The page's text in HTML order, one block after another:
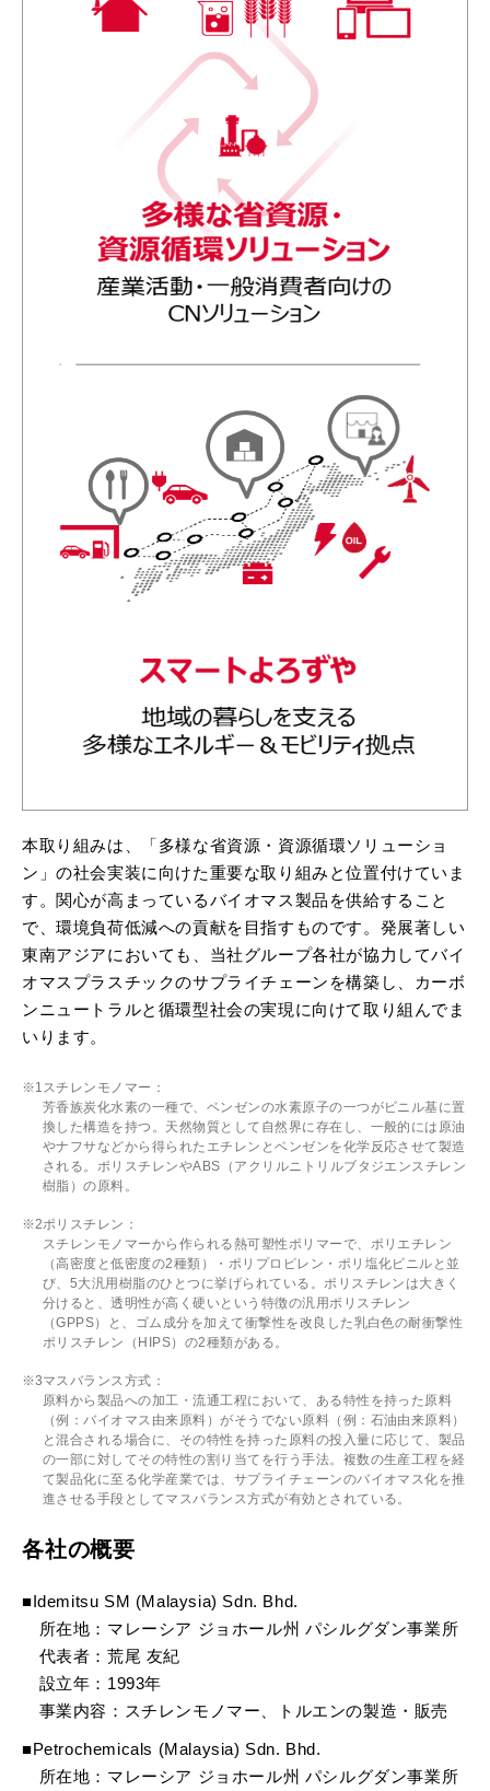
本取り組みは、「多様な省資源・資源循環ソリューショ
ン」の社会実装に向けた重要な取り組みと位置付けていま
す。関心が高まっているバイオマス製品を供給すること
で、環境負荷低減への貢献を目指すものです。発展著しい
東南アジアにおいても、当社グループ各社が協力してバイ
オマスプラスチックのサプライチェーンを構築し、カーボ
ンニュートラルと循環型社会の実現に向けて取り組んでま
いります。
スチレンモノマー：
芳香族炭化水素の一種で、ベンゼンの水素原子の一つがビニル基に置
換した構造を持つ。天然物質として自然界に存在し、一般的には原油
やナフサなどから得られたエチレンとベンゼンを化学反応させて製造
される。ポリスチレンやABS（アクリルニトリルブタジエンスチレン
樹脂）の原料。
ポリスチレン：
スチレンモノマーから作られる熱可塑性ポリマーで、ポリエチレン
（高密度と低密度の2種類）・ポリプロピレン・ポリ塩化ビニルと並
び、5大汎用樹脂のひとつに挙げられている。ポリスチレンは大きく
分けると、透明性が高く硬いという特徴の汎用ポリスチレン
（GPPS）と、ゴム成分を加えて衝撃性を改良した乳白色の耐衝撃性
ポリスチレン（HIPS）の2種類がある。
マスバランス方式：
原料から製品への加工・流通工程において、ある特性を持った原料
（例：バイオマス由来原料）がそうでない原料（例：石油由来原料）
と混合される場合に、その特性を持った原料の投入量に応じて、製品
の一部に対してその特性の割り当てを行う手法。複数の生産工程を経
て製品化に至る化学産業では、サプライチェーンのバイオマス化を推
進させる手段としてマスバランス方式が有効とされている。
各社の概要
■Idemitsu SM (Malaysia) Sdn. Bhd.
所在地：マレーシア ジョホール州 パシルグダン事業所
代表者：荒尾 友紀
設立年：1993年
事業内容：スチレンモノマー、トルエンの製造・販売
■Petrochemicals (Malaysia) Sdn. Bhd.
所在地：マレーシア ジョホール州 パシルグダン事業所